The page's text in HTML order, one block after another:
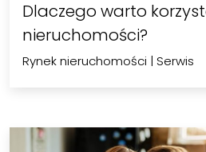
Dlaczego warto
nieruchomości?
Rynek nieruchomości | Serwis